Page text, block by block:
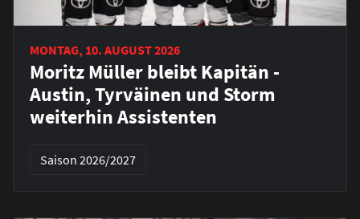
MONTAG, 10. AUGUST 2026
Moritz Müller bleibt Kapitän -
Austin, Tyrväinen und Storm
weiterhin Assistenten
Saison 2026/2027